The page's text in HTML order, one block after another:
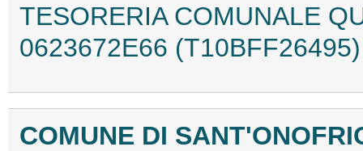
TESORERIA COMUNALE
0623672E66 (T10BFF26495)
COMUNE DI